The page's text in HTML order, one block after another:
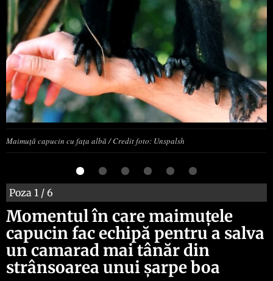
Maimuță capucin cu fața albă / Credit foto: Unspalsh
Poza 1 / 6
Momentul în care maimuțele
capucin fac echipă pentru a salva
un camarad mai tânăr din
strânsoarea unui șarpe boa